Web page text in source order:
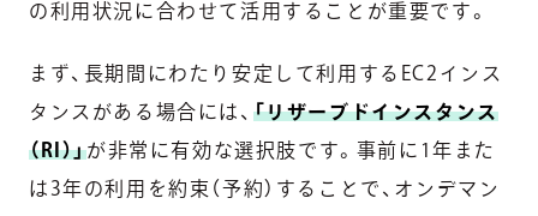
の利用状況に合わせて活用することが重要です。
まず、長期間にわたり安定して利用するEC2インス
タンスがある場合には、 「リザーブドインスタンス
（RI）」が非常に有効な選択肢です。事前に1年また
は3年の利用を約束（予約）することで、オンデマン